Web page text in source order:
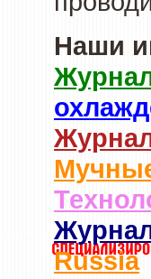
Наши
Russia